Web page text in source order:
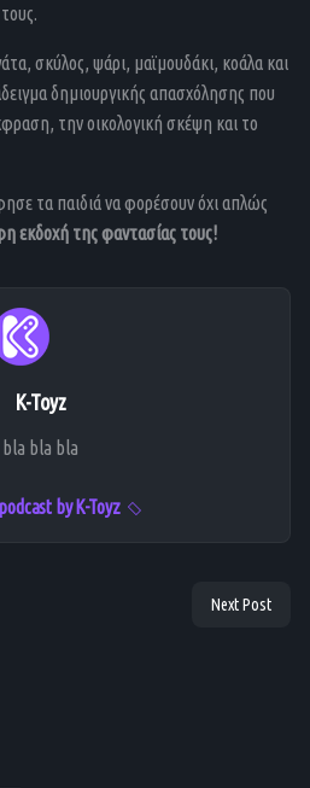
σκύλος, ψάρι, μαϊμουδάκι, κοάλα και
δημιουργικής απασχόλησης που
την οικολογική σκέψη και το
τα παιδιά να φορέσουν όχι απλώς
εκδοχή της φαντασίας τους!
K-Toyz
bla bla bla
by K-Toyz
Next Post